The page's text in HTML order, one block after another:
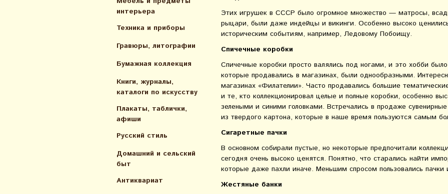
интерьера
Техника и приборы
Гравюры, литографии
Бумажная коллекция
Книги, журналы,
каталоги по искусcтву
Плакаты, таблички,
афиши
Русский стиль
Домашний и сельский
быт
Антиквариат
Этих игрушек в СССР было огромное множество — матросы,
рыцари, были даже индейцы и викинги. Особенно высоко
историческим событиям, например, Ледовому Побоищу.
Спичечные коробки
Спичечные коробки просто валялись под ногами, и это хобби
которые продавались в магазинах, были однообразными.
магазинах «Филателии». Часто продавались большие
и те, кто коллекционировал целые и полные коробки, особенно
зелеными и синими головками. Встречались в продаже
из твердого картона, которые в наше время пользуются самым
Сигаретные пачки
В основном собирали пустые, но некоторые предпочитали
сегодня очень высоко ценятся. Понятно, что старались найти
которые даже пахли иначе. Меньшим спросом пользовались пачки
Жестяные банки